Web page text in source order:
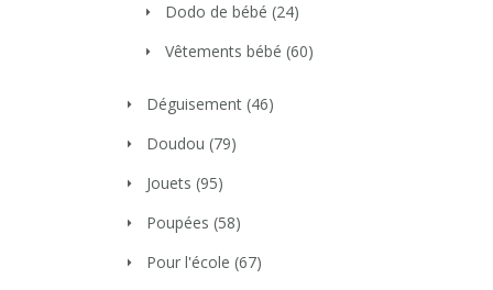
Dodo de bébé (24)
Vêtements bébé (60)
Déguisement (46)
Doudou (79)
Jouets (95)
Poupées (58)
Pour l'école (67)